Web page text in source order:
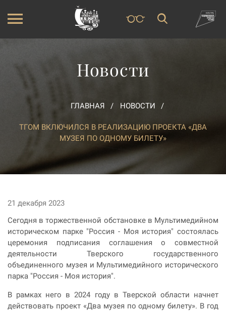
Новости
ГЛАВНАЯ НОВОСТИ
ТГОМ ВКЛЮЧИЛСЯ В РЕАЛИЗАЦИЮ ПРОЕКТА «ДВА
МУЗЕЯ ПО ОДНОМУ БИЛЕТУ»
21 декабря 2023
Сегодня в торжественной обстановке в Мультимедийном
историческом парке "Россия - Моя история" состоялась
церемония подписания соглашения о совместной
деятельности Тверского государственного
объединенного музея и Мультимедийного исторического
парка "Россия - Моя история".
В рамках него в 2024 году в Тверской области начнет
действовать проект «Два музея по одному билету». В год